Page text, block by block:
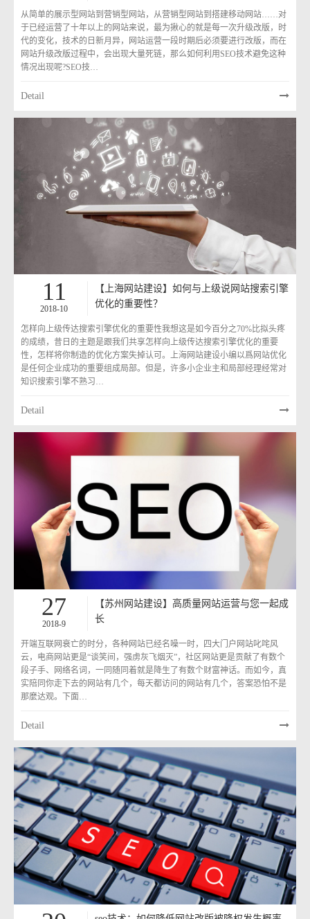
从简单的展示型网站到营销型网站，从营销型网站到搭建移动网站……对
于已经运营了十年以上的网站来说，最为揪心的就是每一次升级改版，时
代的变化，技术的日新月异，网站运营一段时期后必须要进行改版，而在
网站升级改版过程中，会出现大量死链，那么如何利用SEO技术避免这种
情况出现呢?SEO技…
Detail
11
2018-10
【上海网站建设】如何与上级说网站搜索引擎
优化的重要性？
怎样向上级传达搜索引擎优化的重要性我想这是如今百分之70%比拟头疼
的成绩，昔日的主题是跟我们共享怎样向上级传达搜索引擎优化的重要
性，怎样将你制造的优化方案失掉认可。上海网站建设小编以爲网站优化
是任何企业成功的重要组成局部。但是，许多小企业主和局部经理经常对
知识搜索引擎不熟习…
Detail
27
2018-9
【苏州网站建设】高质量网站运营与您一起成
长
开端互联网衰亡的时分，各种网站已经名噪一时，四大门户网站叱咤风
云，电商网站更是“谈笑间，强虏灰飞烟灭”，社区网站更是贡献了有数个
段子手、网络名词，一同随同着就是降生了有数个财富神话。而如今，真
实陪同你走下去的网站有几个，每天都访问的网站有几个，答案恐怕不是
那麼达观。下面…
Detail